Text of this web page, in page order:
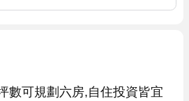
數可規劃六房,自住投資皆宜